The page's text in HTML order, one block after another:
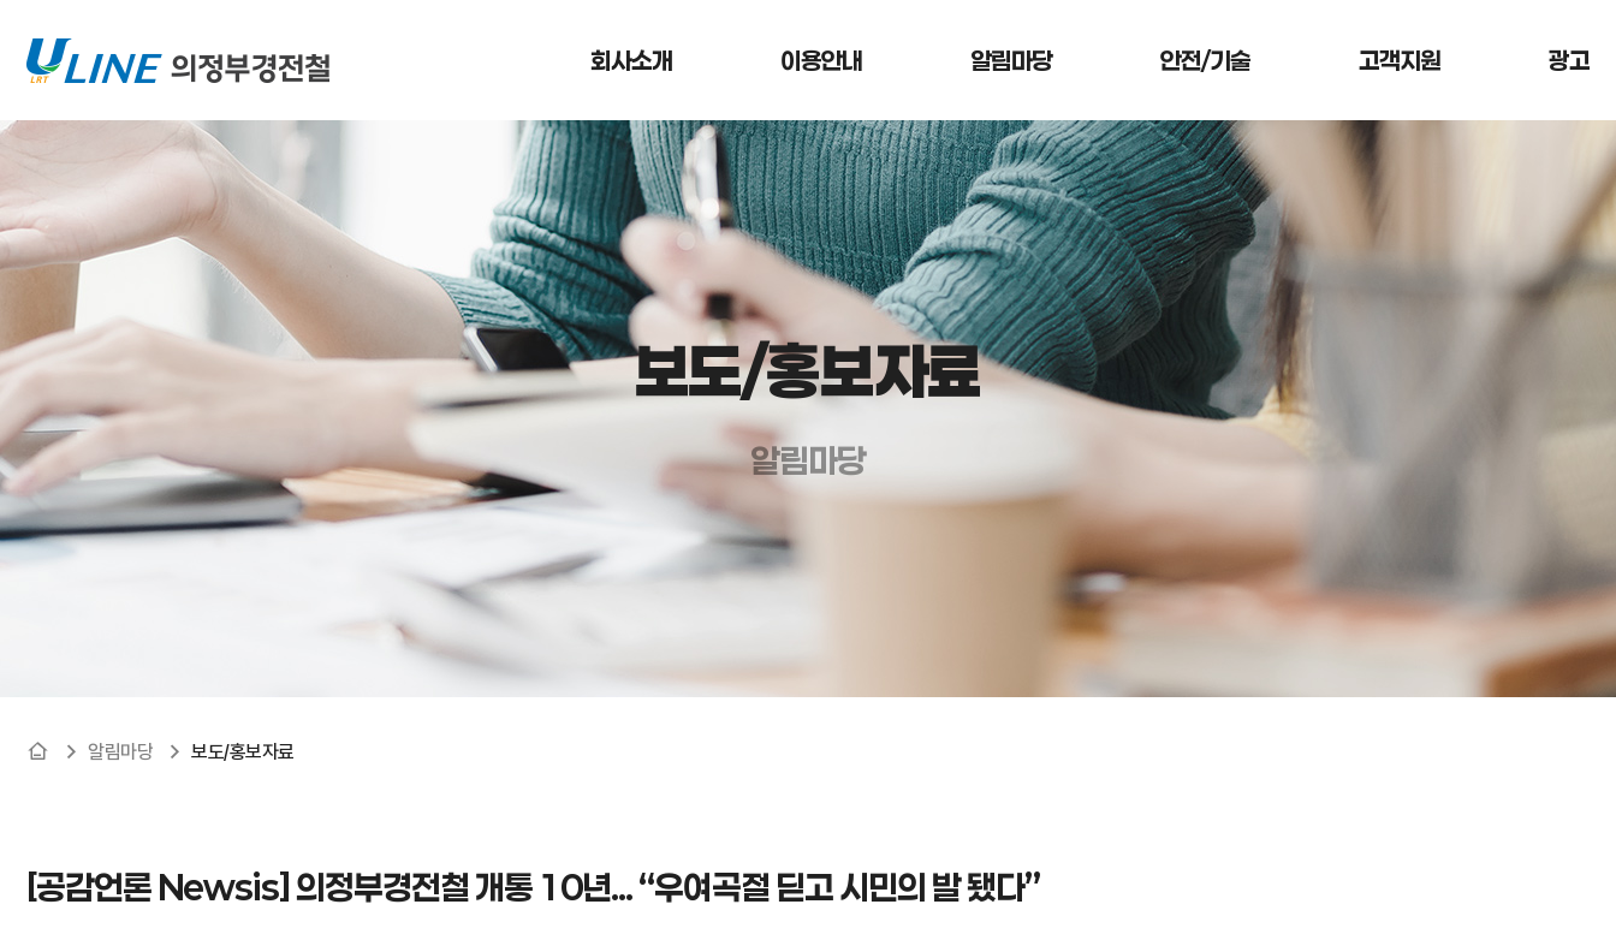
회사소개 이용안내 알림마당 안전/기술 고객지원 광고
보도/홍보자료
알림마당
알림마당 보도/홍보자료
[공감언론 Newsis] 의정부경전철 개통 10년... “우여곡절 딛고 시민의 발 됐다”